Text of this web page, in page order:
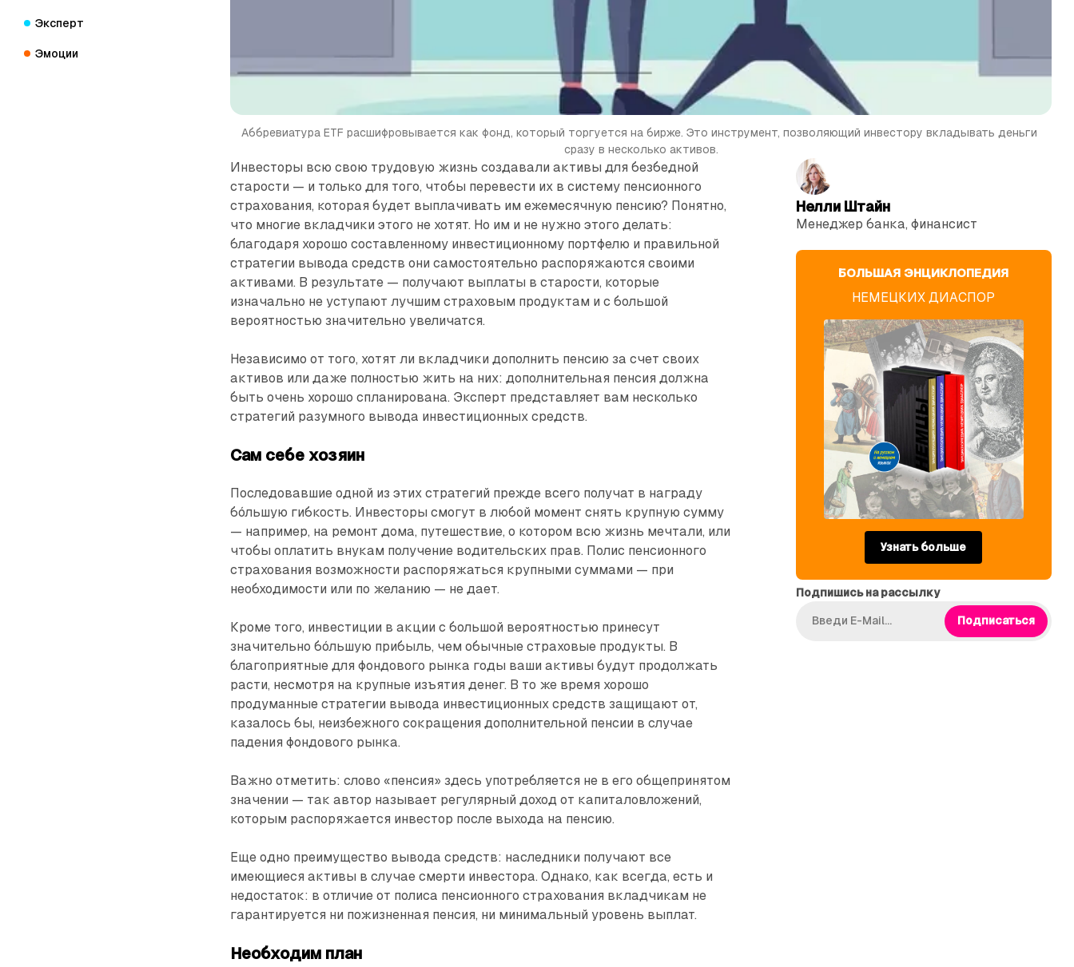
Эксперт
Эмоции
Аббревиатура ETF расшифровывается как фонд, который торгуется на бирже. Это инструмент, позволяющий инвестору вкладывать деньги
сразу в несколько активов.
Инвесторы всю свою трудовую жизнь создавали активы для безбедной
старости — и только для того, чтобы перевести их в систему пенсионного
страхования, которая будет выплачивать им ежемесячную пенсию? Понятно,
что многие вкладчики этого не хотят. Но им и не нужно этого делать:
благодаря хорошо составленному инвестиционному портфелю и правильной
стратегии вывода средств они самостоятельно распоряжаются своими
активами. В результате — получают выплаты в старости, которые
изначально не уступают лучшим страховым продуктам и с большой
вероятностью значительно увеличатся.
Независимо от того, хотят ли вкладчики дополнить пенсию за счет своих
активов или даже полностью жить на них: дополнительная пенсия должна
быть очень хорошо спланирована. Эксперт представляет вам несколько
стратегий разумного вывода инвестиционных средств.
Сам себе хозяин
Последовавшие одной из этих стратегий прежде всего получат в награду
бо́льшую гибкость. Инвесторы смогут в любой момент снять крупную сумму
— например, на ремонт дома, путешествие, о котором всю жизнь мечтали, или
чтобы оплатить внукам получение водительских прав. Полис пенсионного
страхования возможности распоряжаться крупными суммами — при
необходимости или по желанию — не дает.
Кроме того, инвестиции в акции с большой вероятностью принесут
значительно бо́льшую прибыль, чем обычные страховые продукты. В
благоприятные для фондового рынка годы ваши активы будут продолжать
расти, несмотря на крупные изъятия денег. В то же время хорошо
продуманные стратегии вывода инвестиционных средств защищают от,
казалось бы, неизбежного сокращения дополнительной пенсии в случае
падения фондового рынка.
Важно отметить: слово «пенсия» здесь употребляется не в его общепринятом
значении — так автор называет регулярный доход от капиталовложений,
которым распоряжается инвестор после выхода на пенсию.
Еще одно преимущество вывода средств: наследники получают все
имеющиеся активы в случае смерти инвестора. Однако, как всегда, есть и
недостаток: в отличие от полиса пенсионного страхования вкладчикам не
гарантируется ни пожизненная пенсия, ни минимальный уровень выплат.
Необходим план
Нелли Штайн
Менеджер банка, фи­нансист
БОЛЬШАЯ ЭНЦИКЛОПЕДИЯ
НЕМЕЦКИХ ДИАСПОР
Узнать больше
Подпишись на рассылку
Подписаться